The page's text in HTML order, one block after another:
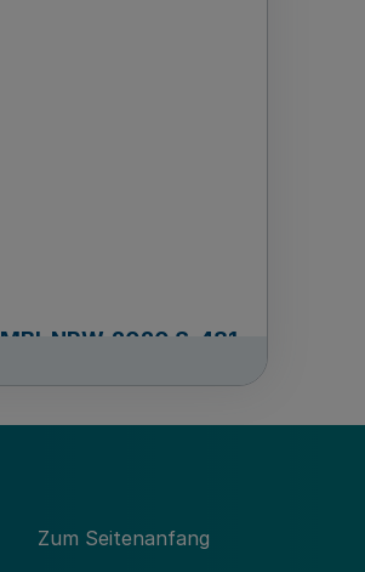
MBl. NRW. 2020 S. 481
Zum Seitenanfang